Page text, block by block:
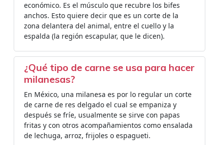
económico. Es el músculo que recubre los bifes
anchos. Esto quiere decir que es un corte de la
zona delantera del animal, entre el cuello y la
espalda (la región escapular, que le dicen).
¿Qué tipo de carne se usa para hacer
milanesas?
En México, una milanesa es por lo regular un corte
de carne de res delgado el cual se empaniza y
después se fríe, usualmente se sirve con papas
fritas y con otros acompañamientos como ensalada
de lechuga, arroz, frijoles o espagueti.